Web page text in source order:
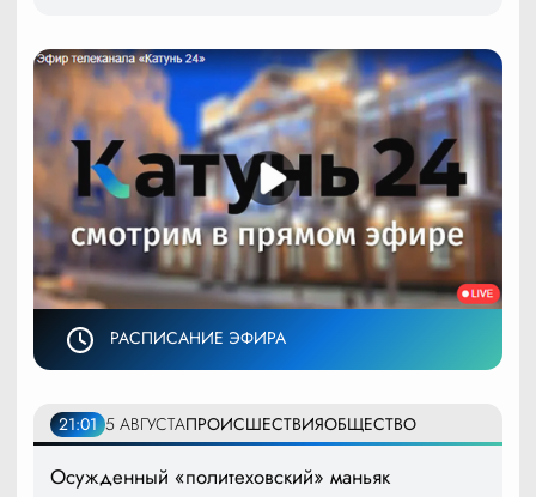
РАСПИСАНИЕ ЭФИРА
21:01 5 АВГУСТАПРОИСШЕСТВИЯОБЩЕСТВО
Осужденный «политеховский» маньяк